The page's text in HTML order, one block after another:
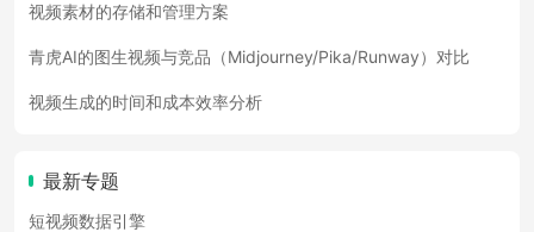
视频素材的存储和管理方案
青虎AI的图生视频与竞品（Midjourney/Pika/Runway）对比
视频生成的时间和成本效率分析
最新专题
短视频数据引擎